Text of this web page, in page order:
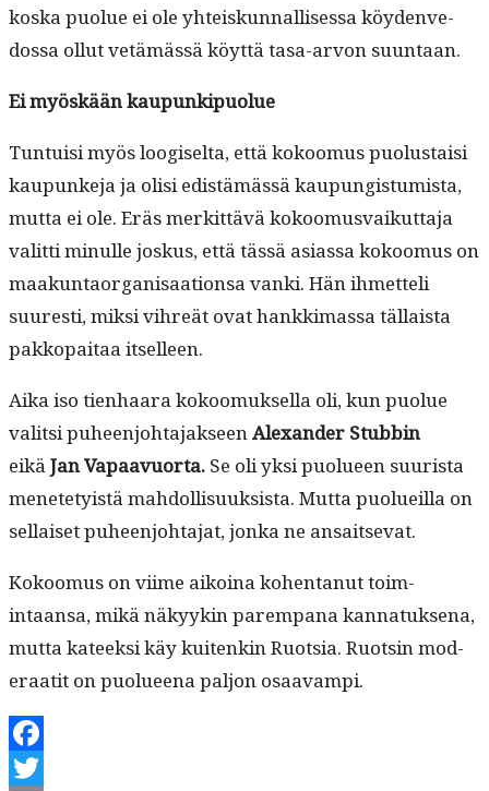
kos­ka puolue ei ole yhteiskun­nal­lises­sa köy­denve­
dos­sa ollut vetämässä köyt­tä tasa-arvon suuntaan.
Ei myöskään kaupunkipuolue
Tun­tu­isi myös loogiselta, että kokoomus puo­lus­taisi
kaupunke­ja ja olisi edis­tämässä kaupungis­tu­mista,
mut­ta ei ole. Eräs merkit­tävä kokoomus­vaikut­ta­ja
valit­ti min­ulle joskus, että tässä asi­as­sa kokoomus on
maakun­taor­gan­isaa­tion­sa van­ki. Hän ihmetteli
suuresti, mik­si vihreät ovat han­kki­mas­sa täl­laista
pakkopaitaa itselleen.
Aika iso tien­haara kokoomuk­sel­la oli, kun puolue
val­it­si puheen­jo­hta­jak­seenAlexan­der Stub­bin
eikä Jan Vapaavuor­ta. Se oli yksi puolueen suurista
menete­ty­istä mah­dol­lisuuk­sista. Mut­ta puolueil­la on
sel­l­aiset puheen­jo­hta­jat, jon­ka ne ansaitsevat.
Kokoomus on viime aikoina kohen­tanut toim­
intaansa, mikä näkyykin parem­pana kan­natuk­se­na,
mut­ta kateek­si käy kuitenkin Ruot­sia. Ruotsin mod­
er­aatit on puolueena paljon osaavampi.
Facebook